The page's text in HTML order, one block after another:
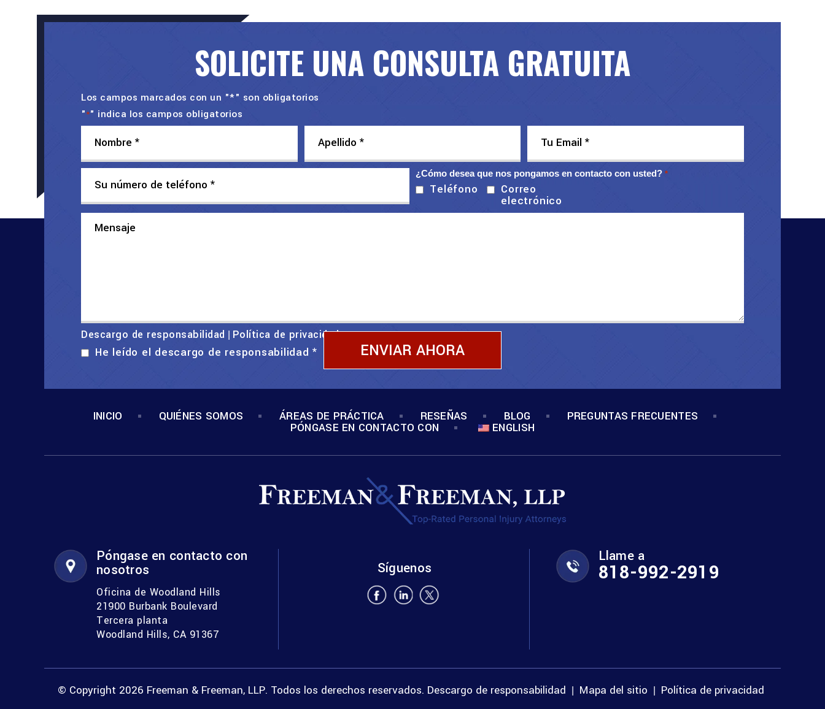
entradas
SOLICITE UNA CONSULTA GRATUITA
Los campos marcados con un "*" son obligatorios
"*" indica los campos obligatorios
¿Cómo desea que nos pongamos en contacto con usted? *
Teléfono Correo
electrónico
Descargo de responsabilidad Política de privacidad
He leído el descargo de responsabilidad*
INICIO QUIÉNES SOMOS ÁREAS DE PRÁCTICA RESEÑAS BLOG PREGUNTAS FRECUENTES
PÓNGASE EN CONTACTO CON ENGLISH
Póngase en contacto con
nosotros
Oficina de Woodland Hills
21900 Burbank Boulevard
Tercera planta
Woodland Hills, CA 91367
Síguenos
Llame a
818-992-2919
© Copyright 2026 Freeman & Freeman, LLP. Todos los derechos reservados. Descargo de responsabilidad Mapa del sitio Política de privacidad